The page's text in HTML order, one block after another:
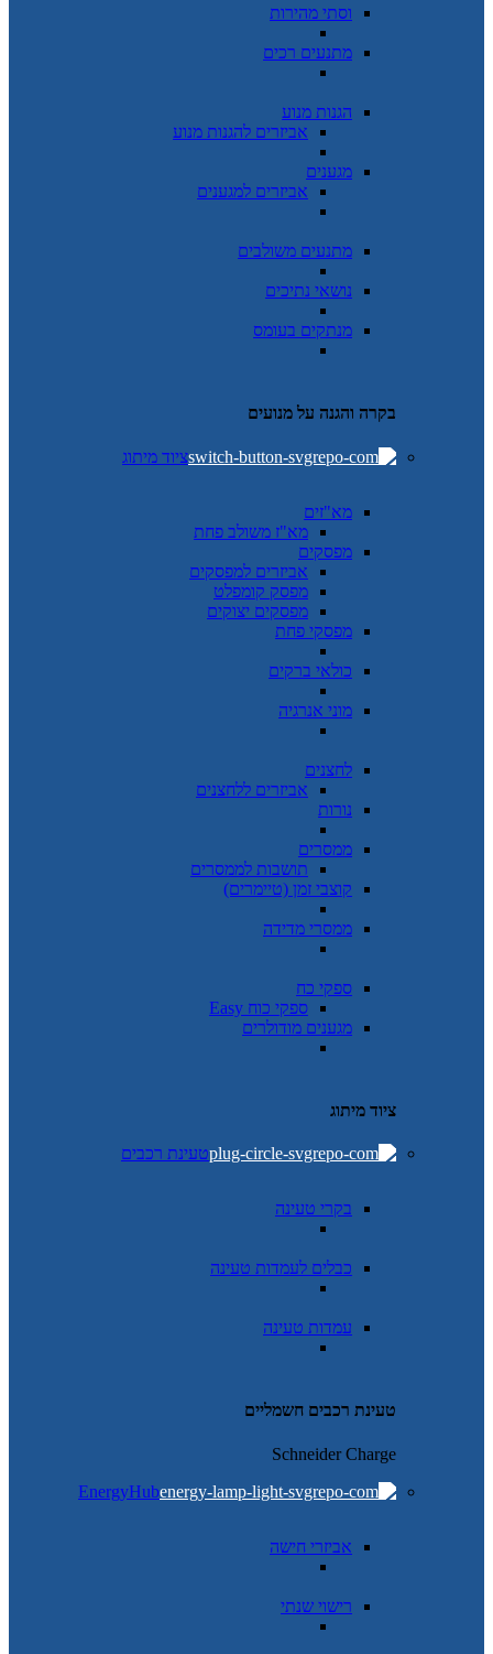
וסתי מהירות
מתנעים רכים
הגנות מנוע
אביזרים להגנות מנוע
מגענים
אביזרים למגענים
מתנעים משולבים
נושאי נתיכים
מנתקים בעומס
בקרה והגנה על מנועים
ציוד מיתוג
מא"זים
מא"ז משולב פחת
מפסקים
אביזרים למפסקים
מפסק קומפלט
מפסקים יצוקים
מפסקי פחת
כולאי ברקים
מוני אנרגיה
לחצנים
אביזרים ללחצנים
נורות
ממסרים
תושבות לממסרים
קוצבי זמן (טיימרים)
ממסרי מדידה
ספקי כח
ספקי כוח Easy
מגענים מודולרים
ציוד מיתוג
טעינת רכבים
בקרי טעינה
כבלים לעמדות טעינה
עמדות טעינה
טעינת רכבים חשמליים
Schneider Charge
EnergyHub
אביזרי חישה
רישוי שנתי